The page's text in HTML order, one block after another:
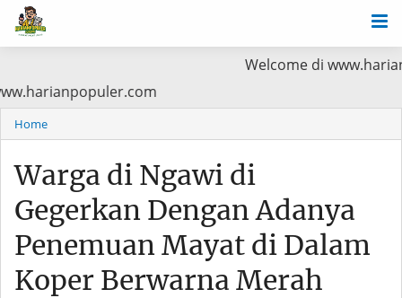
Welcome di
Baca di www.harianpopuler.com
Home
Warga di Ngawi di
Gegerkan Dengan Adanya
Penemuan Mayat di Dalam
Koper Berwarna Merah